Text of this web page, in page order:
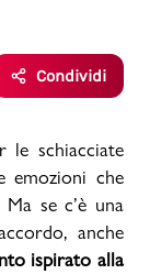
Condividi
le schiacciate
emozioni che
se c’è una
anche
ispirato alla